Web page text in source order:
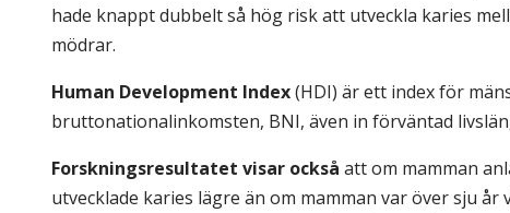
hade knappt dubbelt så hög risk att utveckla karies
mödrar.
Human Development Index(HDI) är ett index för
bruttonationalinkomsten, BNI, även in förväntad
Forskningsresultatet visar också att om mamman
utvecklade karies lägre än om mamman var över sju